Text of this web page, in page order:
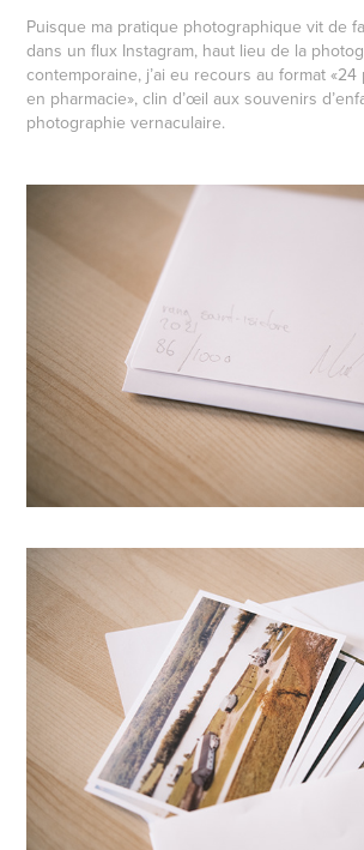
Puisque ma pratique photographique vit de
dans un flux Instagram, haut lieu de la
contemporaine, j’ai eu recours au format
en pharmacie», clin d’œil aux souvenirs
photographie vernaculaire.